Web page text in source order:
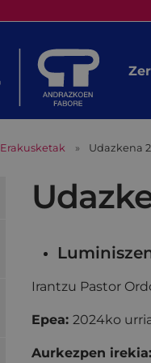
Erakusketak Udazkena
Irantzu Pastor
Epea: 2024ko
Aurkezpen irekia: